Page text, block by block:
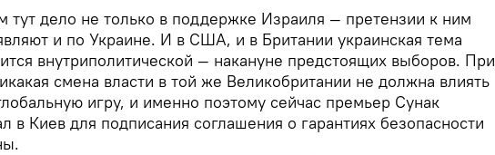
тут дело не только в поддержке Израиля — претензии к ним
и по Украине. И в США, и в Британии украинская тема
внутриполитической — накануне предстоящих выборов. При
смена власти в той же Великобритании не должна влиять
игру, и именно поэтому сейчас премьер Сунак
в Киев для подписания соглашения о гарантиях безопасности